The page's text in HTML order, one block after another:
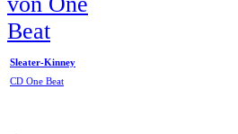
Sleater-Kinney
CD One Beat